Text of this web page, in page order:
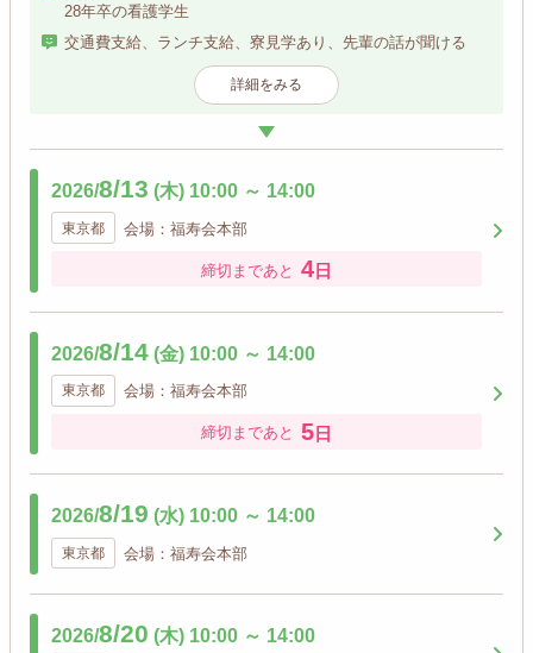
28年卒の看護学生
交通費支給、ランチ支給、寮見学あり、先輩の話が聞ける
詳細をみる
2026/8/13 (木) 10:00 ～ 14:00
東京都 会場：福寿会本部
締切まであと 4日
2026/8/14 (金) 10:00 ～ 14:00
東京都 会場：福寿会本部
締切まであと 5日
2026/8/19 (水) 10:00 ～ 14:00
東京都 会場：福寿会本部
2026/8/20 (木) 10:00 ～ 14:00